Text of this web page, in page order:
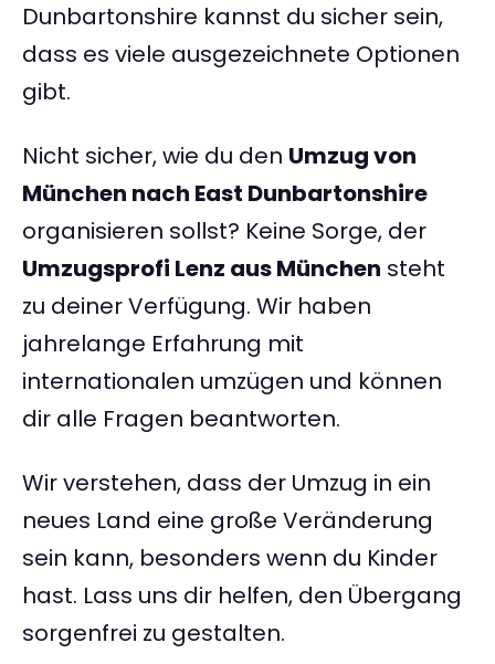
Dunbartonshire kannst du sicher sein,
dass es viele ausgezeichnete Optionen
gibt.
Nicht sicher, wie du den Umzug von
München nach East Dunbartonshire
organisieren sollst? Keine Sorge, der
Umzugsprofi Lenz aus München steht
zu deiner Verfügung. Wir haben
jahrelange Erfahrung mit
internationalen umzügen und können
dir alle Fragen beantworten.
Wir verstehen, dass der Umzug in ein
neues Land eine große Veränderung
sein kann, besonders wenn du Kinder
hast. Lass uns dir helfen, den Übergang
sorgenfrei zu gestalten.